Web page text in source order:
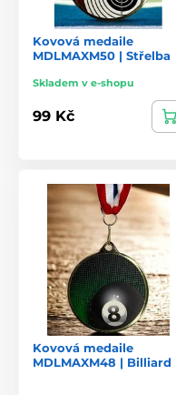
Kovová medaile
MDLMAXM50 | Střelba
Skladem v e-shopu
99 Kč
Kovová medaile
MDLMAXM48 | Billiard